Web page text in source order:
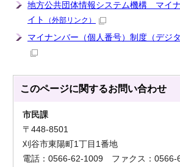
地方公共団体情報システム機構 マイ
イト
（外部リンク）
マイナンバー（個人番号）制度（デジタ
このページに関するお問い合わせ
市民課
〒448-8501
刈谷市東陽町1丁目1番地
電話：0566-62-1009 ファクス：0566-